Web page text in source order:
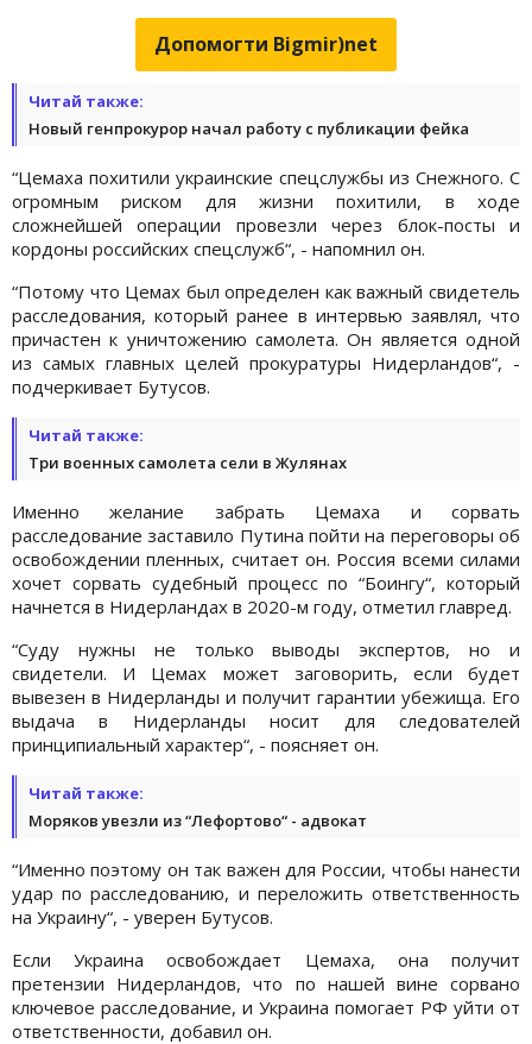
Допомогти Bigmir)net
Читай также:
Новый генпрокурор начал работу с публикации фейка
“Цемаха похитили украинские спецслужбы из Снежного. С
огромным риском для жизни похитили, в ходе
сложнейшей операции провезли через блок-посты и
кордоны российских спецслужб“, - напомнил он.
“Потому что Цемах был определен как важный свидетель
расследования, который ранее в интервью заявлял, что
причастен к уничтожению самолета. Он является одной
из самых главных целей прокуратуры Нидерландов“, -
подчеркивает Бутусов.
Читай также:
Три военных самолета сели в Жулянах
Именно желание забрать Цемаха и сорвать
расследование заставило Путина пойти на переговоры об
освобождении пленных, считает он. Россия всеми силами
хочет сорвать судебный процесс по “Боингу“, который
начнется в Нидерландах в 2020-м году, отметил главред.
“Суду нужны не только выводы экспертов, но и
свидетели. И Цемах может заговорить, если будет
вывезен в Нидерланды и получит гарантии убежища. Его
выдача в Нидерланды носит для следователей
принципиальный характер“, - поясняет он.
Читай также:
Моряков увезли из “Лефортово“ - адвокат
“Именно поэтому он так важен для России, чтобы нанести
удар по расследованию, и переложить ответственность
на Украину“, - уверен Бутусов.
Если Украина освобождает Цемаха, она получит
претензии Нидерландов, что по нашей вине сорвано
ключевое расследование, и Украина помогает РФ уйти от
ответственности, добавил он.